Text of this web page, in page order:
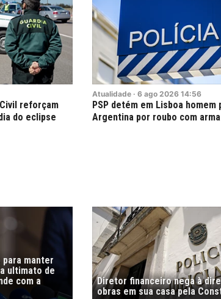
reforçam
do eclipse
Atualidade · 6 ago 2026 14:56
PSP detém em Lisboa homem
Argentina por roubo com
manter
ultimato de
com a
Diretor financeiro nega à
obras em sua casa pela